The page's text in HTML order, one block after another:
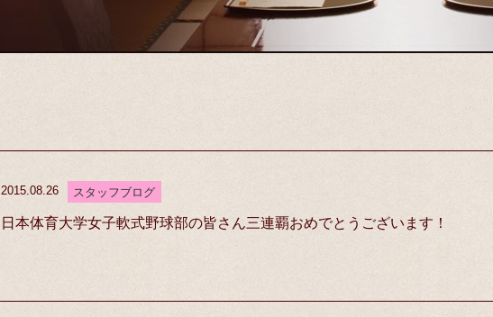
2015.08.26 スタッフブログ
日本体育大学女子軟式野球部の皆さん三連覇おめでとうございます！